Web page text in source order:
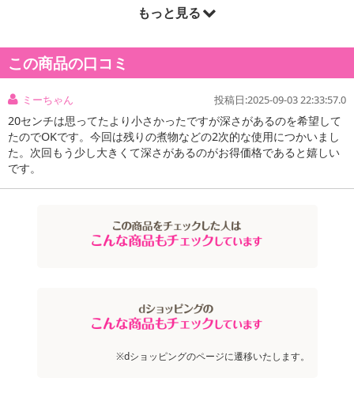
・ガス火用で最高ランクの耐久性を誇る「チタン・インテンス コー
【料理をもっとおいしくする「お知らせマーク」】
・マークの模様が消えたら、予熱完了・適温の合図。
・食材を入れるベストタイミングが目で見て分かります。
【汚れや火に強い外面加工】
・エナメル(ほうろう)仕上げで、外面もキズ・汚れに強く、美しさが
続きます。
※画像はイメージです。
※お届けの商品は【[20cm] T-fal(ティファール)/ブラックミラー・
もっと見る
この商品の口コミ
ミーちゃん 投稿日:2025-09-03 22:33:57.0
20センチは思ってたより小さかったですが深さがあるのを希望して
たのでOKです。今回は残りの煮物などの2次的な使用につかいまし
た。次回もう少し大きくて深さがあるのがお得価格であると嬉しい
です。
※dショッピングのページに遷移いたします。